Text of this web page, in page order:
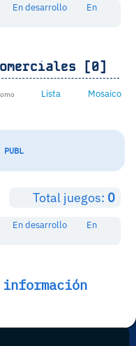
En desarrollo
En
[0]
Lista Mosaico
PUBL
Total juegos: 0
En desarrollo
En